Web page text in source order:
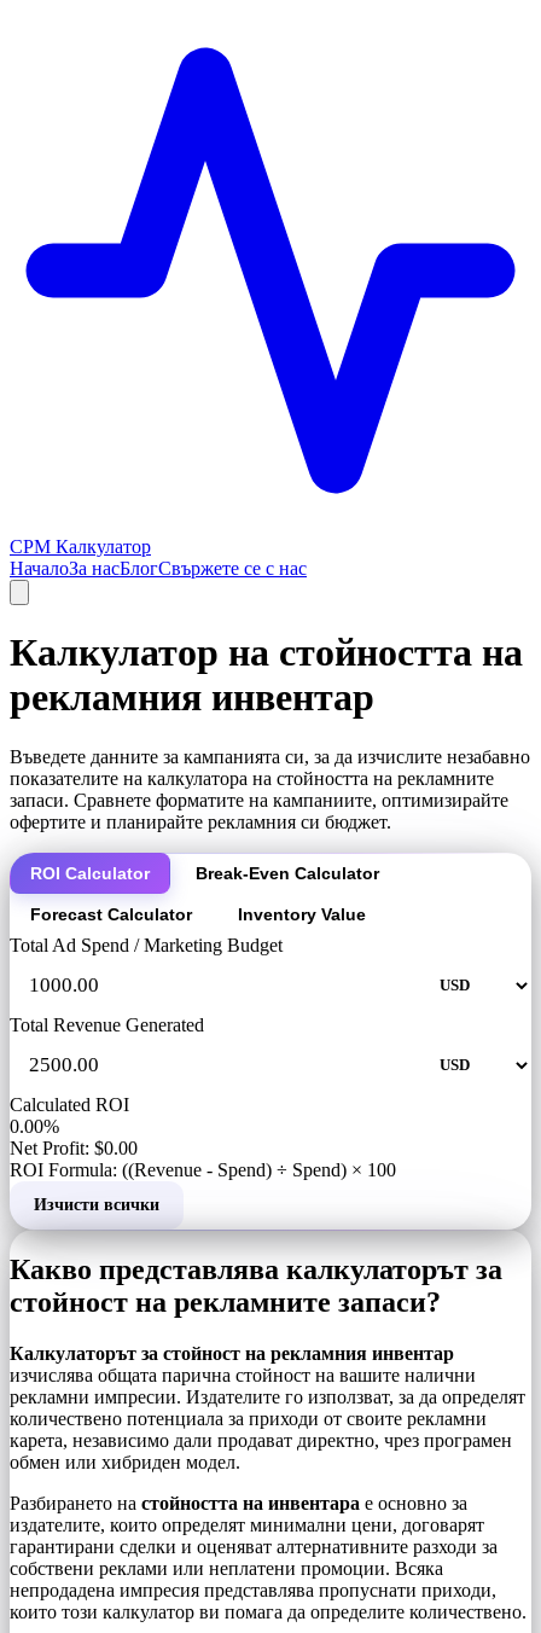
CPM Калкулатор
НачалоЗа насБлогСвържете се с нас
Калкулатор на стойността на
рекламния инвентар
Въведете данните за кампанията си, за да изчислите незабавно
показателите на калкулатора на стойността на рекламните
запаси. Сравнете форматите на кампаниите, оптимизирайте
офертите и планирайте рекламния си бюджет.
ROI Calculator Break-Even Calculator
Forecast Calculator Inventory Value
Total Ad Spend / Marketing Budget
Total Revenue Generated
Calculated ROI
0.00%
Net Profit: $0.00
ROI Formula: ((Revenue - Spend) ÷ Spend) × 100
Изчисти всички
Какво представлява калкулаторът за
стойност на рекламните запаси?
Калкулаторът за стойност на рекламния инвентар
изчислява общата парична стойност на вашите налични
рекламни импресии. Издателите го използват, за да определят
количествено потенциала за приходи от своите рекламни
карета, независимо дали продават директно, чрез програмен
обмен или хибриден модел.
Разбирането на стойността на инвентара е основно за
издателите, които определят минимални цени, договарят
гарантирани сделки и оценяват алтернативните разходи за
собствени реклами или неплатени промоции. Всяка
непродадена импресия представлява пропуснати приходи,
които този калкулатор ви помага да определите количествено.